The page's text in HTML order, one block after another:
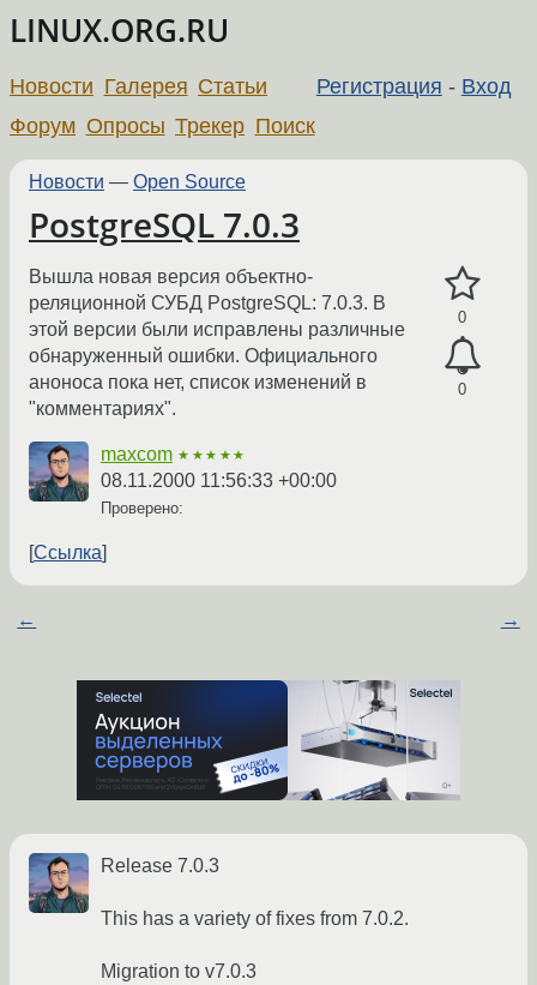
LINUX.ORG.RU
Регистрация - Вход
Новости Галерея Статьи
Форум Опросы Трекер Поиск
Новости — Open Source
PostgreSQL 7.0.3
0
0
Вышла новая версия объектно-
реляционной СУБД PostgreSQL: 7.0.3. В
этой версии были исправлены различные
обнаруженный ошибки. Официального
аноноса пока нет, список изменений в
"комментариях".
maxcom ★★★★★
08.11.2000 11:56:33 +00:00
Проверено:
Ссылка
← →
Release 7.0.3
This has a variety of fixes from 7.0.2.
Migration to v7.0.3